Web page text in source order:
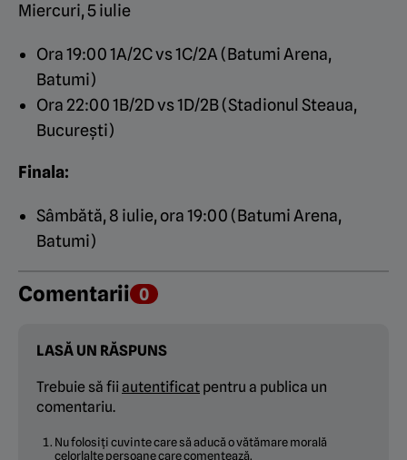
Miercuri, 5 iulie
Ora 19:00 1A/2C vs 1C/2A (Batumi Arena,
Batumi)
Ora 22:00 1B/2D vs 1D/2B (Stadionul Steaua,
București)
Finala:
Sâmbătă, 8 iulie, ora 19:00 (Batumi Arena,
Batumi)
Comentarii 0
LASĂ UN RĂSPUNS
Trebuie să fii autentificat pentru a publica un
comentariu.
Nu folosiți cuvinte care să aducă o vătămare morală
celorlalte persoane care comentează.